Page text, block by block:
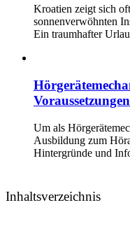
Kroatien zeigt sich
sonnenverwöhnten
Ein traumhafter
Um als
Ausbildung zum
Hintergründe und
Inhaltsverzeichnis